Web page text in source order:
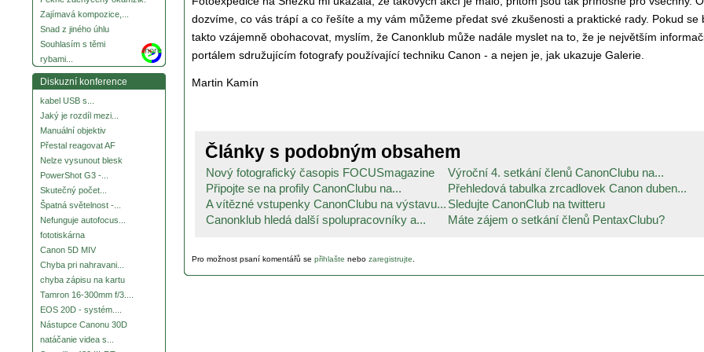
Zajímavá kompozice,...
Snad z jiného úhlu
Souhlasím s těmi
rybami...
more
Diskuzní konference
kabel USB s...
Jaký je rozdíl mezi...
Manuální objektiv
Přestal reagovat AF
Nelze vysunout blesk
PowerShot G3 -...
Skutečný počet...
Špatná světelnost -...
Nefunguje autofocus...
fototiskárna
Canon 5D MIV
Chyba pri nahravani...
chyba zápisu na kartu
Tamron 16-300mm f/3....
EOS 20D - systém....
Nástupce Canonu 30D
natáčanie videa s...
dozvíme, co vás trápí a co řešíte a my vám můžeme předat své zkušenosti a praktické rady. Pokud se
takto vzájemně obohacovat, myslím, že Canonklub může nadále myslet na to, že je největším
portálem sdružujícím fotografy používající techniku Canon - a nejen je, jak ukazuje Galerie.
Martin Kamín
Články s podobným obsahem
Nový fotografický časopis FOCUSmagazine
Výroční 4. setkání členů CanonClubu na...
Připojte se na profily CanonClubu na...
Přehledová tabulka zrcadlovek Canon duben...
A vítězné vstupenky CanonClubu na výstavu... Sledujte CanonClub na twitteru
Canonklub hledá další spolupracovníky a...
Máte zájem o setkání členů PentaxClubu?
Pro možnost psaní komentářů se přihlašte nebo zaregistrujte